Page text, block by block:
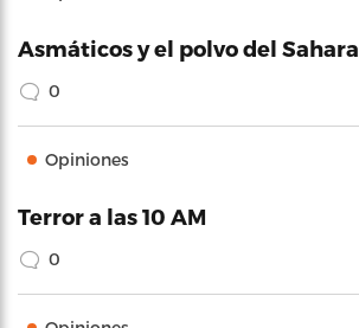
Asmáticos y el polvo del Sahara
0
Opiniones
Terror a las 10 AM
0